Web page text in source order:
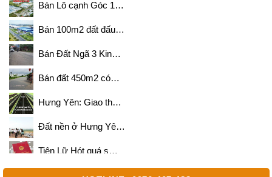
Bán Lô cạnh Góc 1…
Bán 100m2 đất đấu…
Bán Đất Ngã 3 Kin…
Bán đất 450m2 có…
Hưng Yên: Giao th…
Đất nền ở Hưng Yê…
Tiên Lữ Hót quá s…